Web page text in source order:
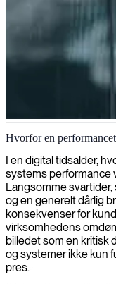
Performancetest og
Vores performance-
spidsbelastninger,
brugeroplevelse, når det
Hvorfor en
I en digital tidsalder,
systems performance
Langsomme
og en generelt dårlig
konsekvenser for
virksomhedens
billedet som en kritisk
og systemer ikke kun
pres.